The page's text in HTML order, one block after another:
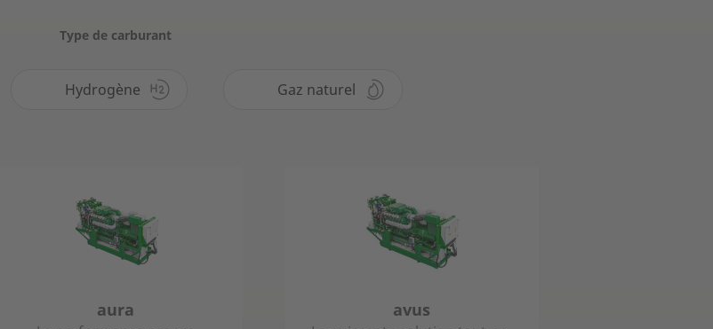
Type de carburant
Hydrogène Gaz naturel
aura avus